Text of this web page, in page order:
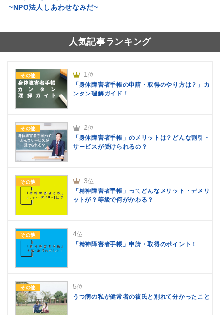
~NPO法人しあわせなみだ~
人気記事ランキング
その他 1 位
「身体障害者手帳の申請・取得のやり方は？」カ
ンタン理解ガイド！
その他 2位
「身体障害者手帳」のメリットは？どんな割引・
サービスが受けられるの？
その他 3位
「精神障害者手帳」ってどんなメリット・デメリ
ットが？等級で何がかわる？
その他 4位
「精神障害者手帳」申請・取得のポイント！
その他 5位
うつ病の私が健常者の彼氏と別れて分かったこと